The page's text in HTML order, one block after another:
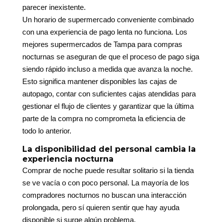
parecer inexistente.
Un horario de supermercado conveniente combinado
con una experiencia de pago lenta no funciona. Los
mejores supermercados de Tampa para compras
nocturnas se aseguran de que el proceso de pago siga
siendo rápido incluso a medida que avanza la noche.
Esto significa mantener disponibles las cajas de
autopago, contar con suficientes cajas atendidas para
gestionar el flujo de clientes y garantizar que la última
parte de la compra no comprometa la eficiencia de
todo lo anterior.
La disponibilidad del personal cambia la
experiencia nocturna
Comprar de noche puede resultar solitario si la tienda
se ve vacía o con poco personal. La mayoría de los
compradores nocturnos no buscan una interacción
prolongada, pero sí quieren sentir que hay ayuda
disponible si surge algún problema.